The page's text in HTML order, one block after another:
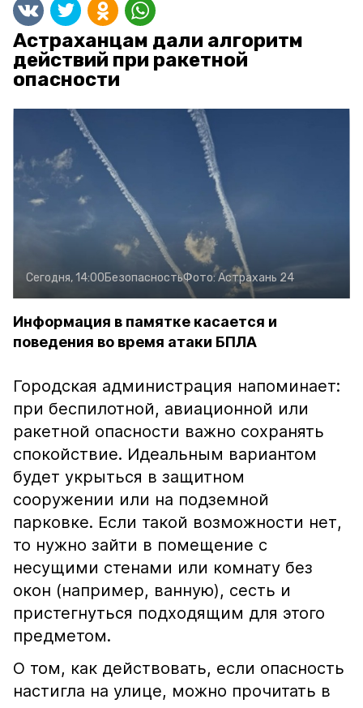
Астраханцам дали алгоритм
действий при ракетной
опасности
Сегодня, 14:00БезопасностьФото:Астрахань 24
Информация в памятке касается и
поведения во время атаки БПЛА
Городская администрация напоминает:
при беспилотной, авиационной или
ракетной опасности важно сохранять
спокойствие. Идеальным вариантом
будет укрыться в защитном
сооружении или на подземной
парковке. Если такой возможности нет,
то нужно зайти в помещение с
несущими стенами или комнату без
окон (например, ванную), сесть и
пристегнуться подходящим для этого
предметом.
О том, как действовать, если опасность
настигла на улице, можно прочитать в